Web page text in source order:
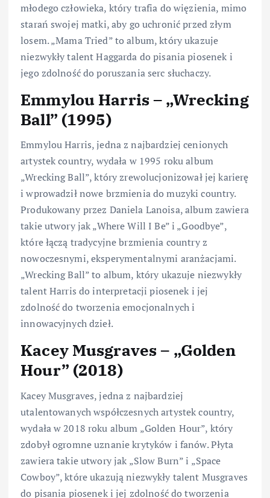
młodego człowieka, który trafia do więzienia, mimo
starań swojej matki, aby go uchronić przed złym
losem. „Mama Tried” to album, który ukazuje
niezwykły talent Haggarda do pisania piosenek i
jego zdolność do poruszania serc słuchaczy.
Emmylou Harris – „Wrecking
Ball” (1995)
Emmylou Harris, jedna z najbardziej cenionych
artystek country, wydała w 1995 roku album
„Wrecking Ball”, który zrewolucjonizował jej karierę
i wprowadził nowe brzmienia do muzyki country.
Produkowany przez Daniela Lanoisa, album zawiera
takie utwory jak „Where Will I Be” i „Goodbye”,
które łączą tradycyjne brzmienia country z
nowoczesnymi, eksperymentalnymi aranżacjami.
„Wrecking Ball” to album, który ukazuje niezwykły
talent Harris do interpretacji piosenek i jej
zdolność do tworzenia emocjonalnych i
innowacyjnych dzieł.
Kacey Musgraves – „Golden
Hour” (2018)
Kacey Musgraves, jedna z najbardziej
utalentowanych współczesnych artystek country,
wydała w 2018 roku album „Golden Hour”, który
zdobył ogromne uznanie krytyków i fanów. Płyta
zawiera takie utwory jak „Slow Burn” i „Space
Cowboy”, które ukazują niezwykły talent Musgraves
do pisania piosenek i jej zdolność do tworzenia